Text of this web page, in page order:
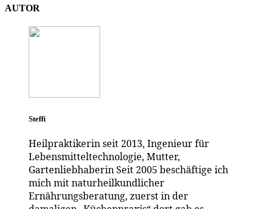
AUTOR
Steffi
Heilpraktikerin seit 2013, Ingenieur für
Lebensmitteltechnologie, Mutter,
Gartenliebhaberin Seit 2005 beschäftige ich
mich mit naturheilkundlicher
Ernährungsberatung, zuerst in der